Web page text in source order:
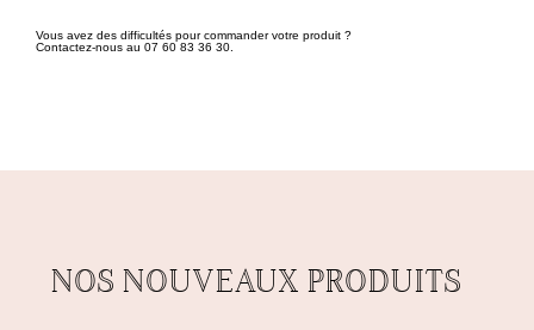
Vous avez des difficultés pour commander votre produit ?
Contactez-nous au 07 60 83 36 30.
NOS NOUVEAUX PRODUITS